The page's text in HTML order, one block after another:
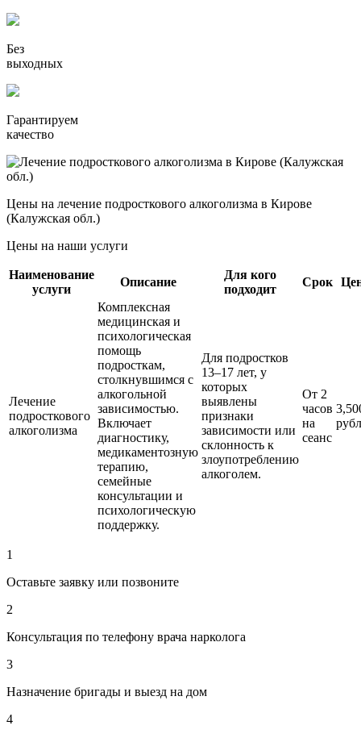
Без
выходных
Гарантируем
качество
Цены на лечение подросткового алкоголизма в Кирове
(Калужская обл.)
Цены на наши услуги
Наименование
услуги
Описание
Для кого
подходит
Срок
Лечение
подросткового
алкоголизма
Комплексная
медицинская и
психологическая
помощь
подросткам,
столкнувшимся с
алкогольной
зависимостью.
Включает
диагностику,
медикаментозную
терапию,
семейные
консультации и
психологическую
поддержку.
Для подростков
13–17 лет, у
которых
выявлены
признаки
зависимости или
склонность к
злоупотреблению
алкоголем.
От 2
часов
на
сеанс
1
Оставьте заявку или позвоните
2
Консультация по телефону врача нарколога
3
Назначение бригады и выезд на дом
4